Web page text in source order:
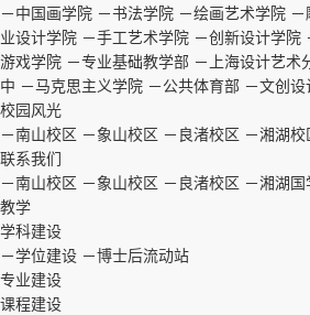
－中国画学院 －书法学院 －绘画艺术学院
业设计学院 －手工艺术学院 －创新设计学院
游戏学院 －专业基础教学部 －上海设计艺术
中 －马克思主义学院 －公共体育部 －文创
校园风光
－南山校区 －象山校区 －良渚校区 －湘湖校
联系我们
－南山校区 －象山校区 －良渚校区 －湘湖
教学
学科建设
－学位建设 －博士后流动站
专业建设
课程建设